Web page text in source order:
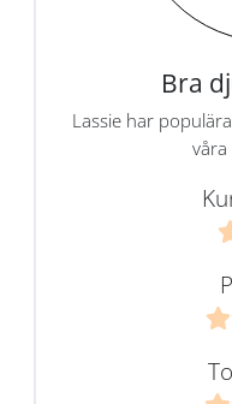
Bra
Lassie har
våra